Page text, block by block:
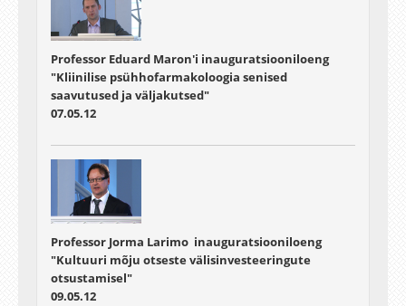
Professor Eduard Maron'i inauguratsiooniloeng
"Kliinilise psühhofarmakoloogia senised
saavutused ja väljakutsed"
07.05.12
Professor Jorma Larimo inauguratsiooniloeng
"Kultuuri mõju otseste välisinvesteeringute
otsustamisel"
09.05.12